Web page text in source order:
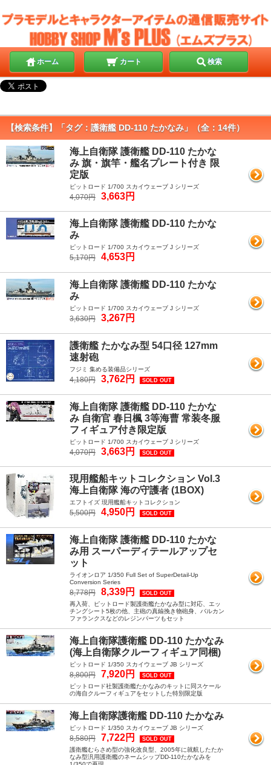
ホーム カート 検索
【検索条件】「タグ：護衛艦 DD-110 たかなみ」（全：14件）
海上自衛隊 護衛艦 DD-110 たかな
み 旗・旗竿・艦名プレート付き 限
定版
ピットロード 1/700 スカイウェーブ J シリーズ
4,070円 3,663円
海上自衛隊 護衛艦 DD-110 たかな
み
ピットロード 1/700 スカイウェーブ J シリーズ
5,170円 4,653円
海上自衛隊 護衛艦 DD-110 たかな
み
ピットロード 1/700 スカイウェーブ J シリーズ
3,630円 3,267円
護衛艦 たかなみ型 54口径 127mm
速射砲
フジミ 集める装備品シリーズ
4,180円 3,762円 SOLD OUT
海上自衛隊 護衛艦 DD-110 たかな
み 自衛官 春日楓 3等海曹 常装冬服
フィギュア付き限定版
ピットロード 1/700 スカイウェーブ J シリーズ
4,070円 3,663円 SOLD OUT
現用艦船キットコレクション Vol.3
海上自衛隊 海の守護者 (1BOX)
エフトイズ 現用艦船キットコレクション
5,500円 4,950円 SOLD OUT
海上自衛隊 護衛艦 DD-110 たかな
み用 スーパーディテールアップセ
ット
ライオンロア 1/350 Full Set of SuperDetail-Up
Conversion Series
8,778円 8,339円 SOLD OUT
再入荷、ピットロード製護衛艦たかなみ型に対応、エッ
チングシート5枚の他、主砲の真鍮挽き物砲身、バルカン
ファランクスなどのレジンパーツもセット
海上自衛隊護衛艦 DD-110 たかなみ
(海上自衛隊クルーフィギュア同梱)
ピットロード 1/350 スカイウェーブ JB シリーズ
8,800円 7,920円 SOLD OUT
ピットロード社製護衛艦たかなみのキットに同スケール
の海自クルーフィギュアをセットした特別限定版
海上自衛隊護衛艦 DD-110 たかなみ
ピットロード 1/350 スカイウェーブ JB シリーズ
8,580円 7,722円 SOLD OUT
護衛艦むらさめ型の強化改良型、2005年に就航したたか
なみ型汎用護衛艦のネームシップDD-110たかなみを